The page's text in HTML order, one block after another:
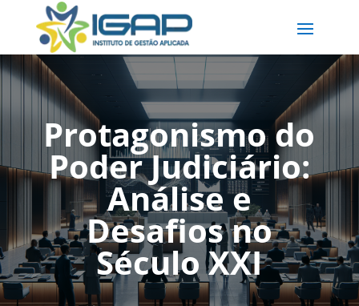
Protagonismo do
Poder Judiciário:
Análise e
Desafios no
Século XXI